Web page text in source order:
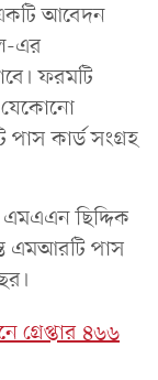
আবেদন
এর
ফরমটি
যেকোনো
পাস কার্ড সংগ্রহ
ছিদ্দিক
এমআরটি পাস
গ্রেপ্তার ৪৬৬